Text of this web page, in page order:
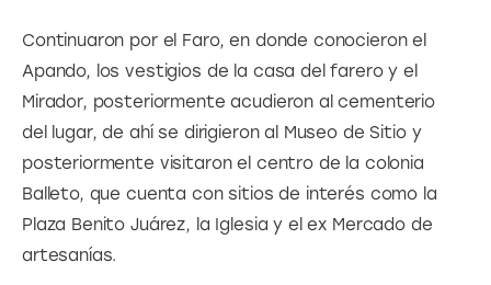
Continuaron por el Faro, en donde conocieron el
Apando, los vestigios de la casa del farero y el
Mirador, posteriormente acudieron al cementerio
del lugar, de ahí se dirigieron al Museo de Sitio y
posteriormente visitaron el centro de la colonia
Balleto, que cuenta con sitios de interés como la
Plaza Benito Juárez, la Iglesia y el ex Mercado de
artesanías.